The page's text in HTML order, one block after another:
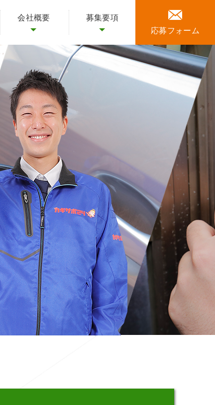
応募フォーム
会社概要 募集要項